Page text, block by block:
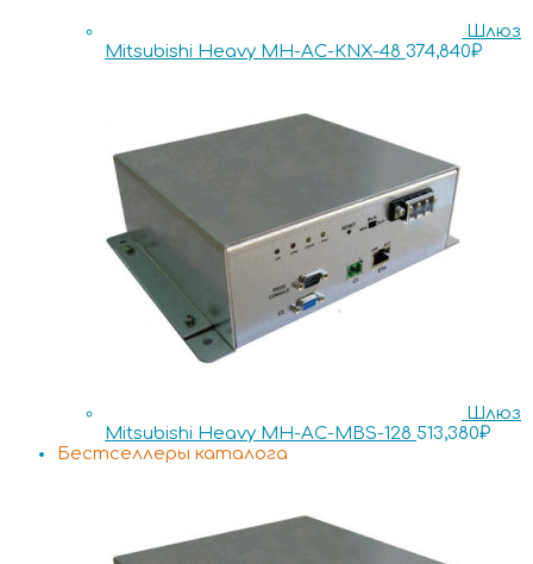
Шлюз
Mitsubishi Heavy MH-AC-KNX-48 374,840₽
Шлюз
Mitsubishi Heavy MH-AC-MBS-128 513,380₽
Бестселлеры каталога